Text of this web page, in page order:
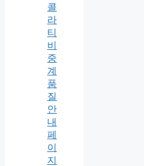
콜
라
티
비
중
계
품
질
안
내
페
이
지